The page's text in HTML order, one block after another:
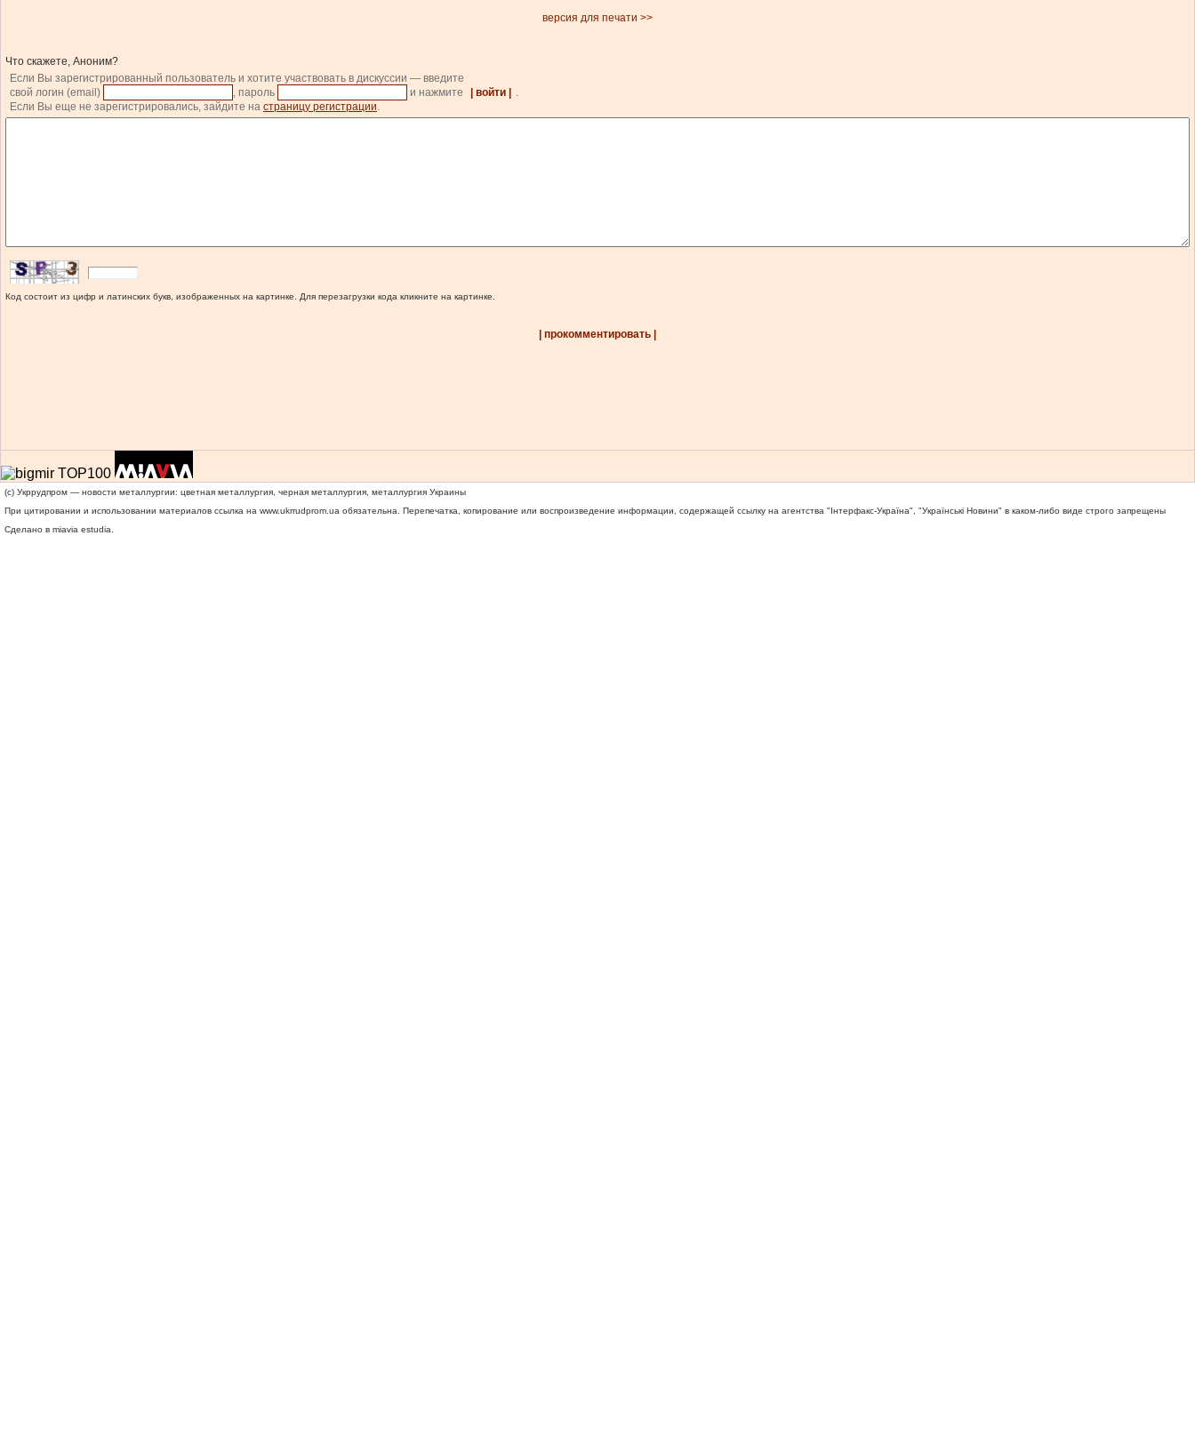
версия для печати >>
Что скажете, Аноним?
Если Вы зарегистрированный пользователь и хотите участвовать в дискуссии — введите
свой логин (email)
, пароль и нажмите | войти |
.
Если Вы еще не зарегистрировались, зайдите на страницу регистрации.
Код состоит из цифр и латинских букв, изображенных на картинке. Для перезагрузки кода кликните на картинке.
| прокомментировать |
(c) Укррудпром — новости металлургии: цветная металлургия, черная металлургия, металлургия Украины
При цитировании и использовании материалов ссылка на www.ukrrudprom.ua обязательна. Перепечатка, копирование или воспроизведение информации, содержащей ссылку на агентства "Iнтерфакс-Україна", "Українськi Новини" в каком-либо виде строго запрещены
Сделано в miavia estudia.